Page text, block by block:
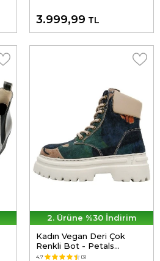
3.999,99 TL
2. Ürüne %30 İndirim
Kadın Vegan Deri Çok
Renkli Bot - Petals
Tasarım
4.7 (3)